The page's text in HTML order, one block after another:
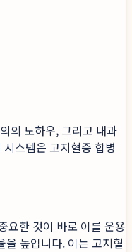
의 노하우, 그리고 내과
스템은 고지혈증 합병
요한 것이 바로 이를 운용
높입니다. 이는 고지혈